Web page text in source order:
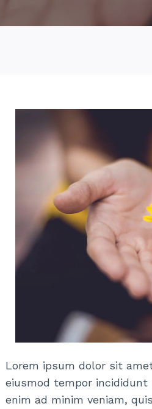
Lorem ipsum dolor sit
eiusmod tempor
enim ad minim veniam,